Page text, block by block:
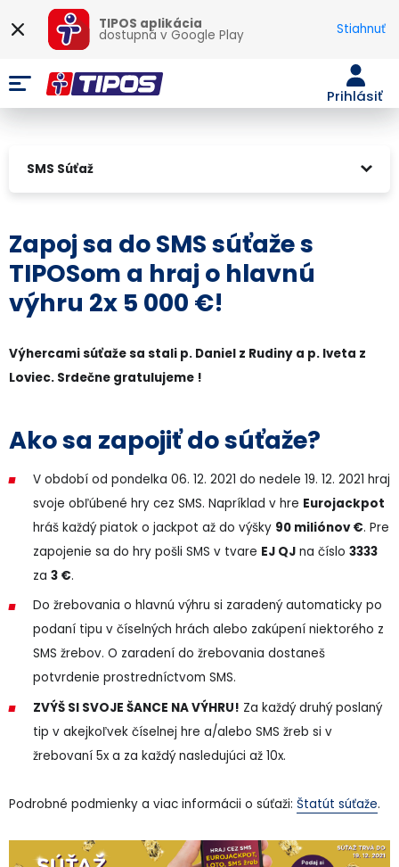
TIPOS aplikácia
dostupná vGoogle Play Stiahnuť
Prihlásiť
SMS Súťaž
Zapoj sa do SMS súťaže s
TIPOSom a hraj o hlavnú
výhru 2x 5 000 €!
Výhercami súťaže sa stali p. Daniel z Rudiny a p. Iveta z
Loviec. Srdečne gratulujeme !
Ako sa zapojiť do súťaže?
V období od pondelka 06. 12. 2021 do nedele 19. 12. 2021 hraj
svoje obľúbené hry cez SMS. Napríklad v hre Eurojackpot
hráš každý piatok o jackpot až do výšky 90 miliónov €. Pre
zapojenie sa do hry pošli SMS v tvare EJ QJ na číslo 3333
za 3 €.
Do žrebovania o hlavnú výhru si zaradený automaticky po
podaní tipu v číselných hrách alebo zakúpení niektorého z
SMS žrebov. O zaradení do žrebovania dostaneš
potvrdenie prostredníctvom SMS.
ZVÝŠ SI SVOJE ŠANCE NA VÝHRU! Za každý druhý poslaný
tip v akejkoľvek číselnej hre a/alebo SMS žreb si v
žrebovaní 5x a za každý nasledujúci až 10x.
Podrobné podmienky a viac informácii o súťaži: Štatút súťaže.